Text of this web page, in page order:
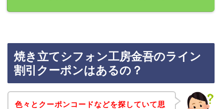
焼き立てシフォン工房金吾のライン
割引クーポンはあるの？
色々とクーポンコードなどを探していて思